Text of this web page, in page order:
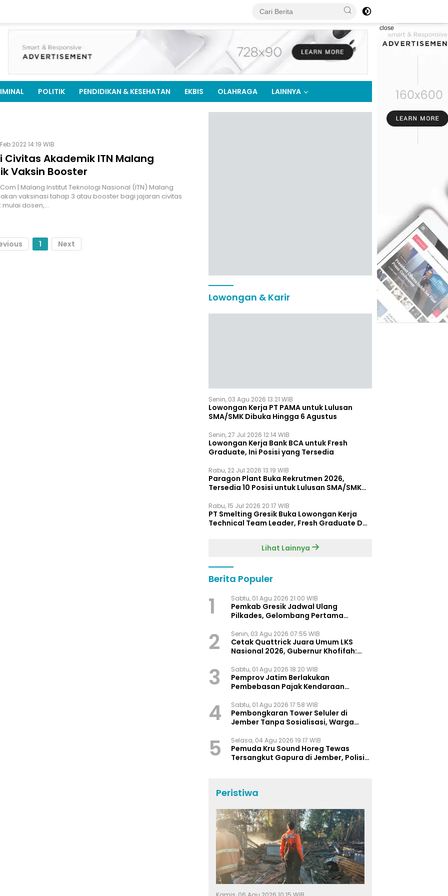
close
POLITIK PENDIDIKAN & KESEHATAN EKBIS OLAHRAGA LAINNYA
2022 14:19 WIB
Civitas Akademik ITN Malang
Vaksin Booster
| Malang Institut Teknologi Nasional (ITN) Malang
vaksinasi tahap 3 atau booster bagi jajaran civitas
dosen,…
1 Next
Lowongan & Karir
Senin, 03 Agu 2026 13:21 WIB
Lowongan Kerja PT PAMA untuk Lulusan
SMA/SMK Dibuka Hingga 6 Agustus
Senin, 27 Jul 2026 12:14 WIB
Lowongan Kerja Bank BCA untuk Fresh
Graduate, Ini Posisi yang Tersedia
Rabu, 22 Jul 2026 13:19 WIB
Paragon Plant Buka Rekrutmen 2026,
Tersedia 10 Posisi untuk Lulusan SMA/SMK
Rabu, 15 Jul 2026 20:17 WIB
PT Smelting Gresik Buka Lowongan Kerja
Technical Team Leader, Fresh Graduate D3
Lihat Lainnya
Berita Populer
1 Sabtu, 01 Agu 2026 21:00 WIB
Pemkab Gresik Jadwal Ulang
Pilkades, Gelombang Pertama
2 Senin, 03 Agu 2026 07:55 WIB
Cetak Quattrick Juara Umum LKS
Nasional 2026, Gubernur Khofifah:
Indonesia
3 Sabtu, 01 Agu 2026 18:20 WIB
Pemprov Jatim Berlakukan
Pembebasan Pajak Kendaraan
Insentifnya
4 Sabtu, 01 Agu 2026 17:58 WIB
Pembongkaran Tower Seluler di
Jember Tanpa Sosialisasi, Warga
Tanggung Jawab Perusahaan
5 Selasa, 04 Agu 2026 19:17 WIB
Pemuda Kru Sound Horeg Tewas
Tersangkut Gapura di Jember, Polisi
Peristiwa